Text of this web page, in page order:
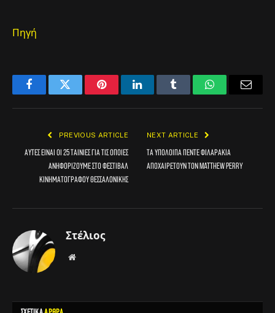
Πηγή
FacebookTwitter PinterestLinkedInTumblr WhatsAppEmail
PREVIOUS ARTICLE
Αυτές είναι οι 25 ταινίες για τις οποίες
ανηφορίζουμε στο Φεστιβάλ
Κινηματογράφου Θεσσαλονίκης
NEXT ARTICLE
Τα υπόλοιπα πέντε Φιλαράκια
αποχαιρετούν τον Matthew Perry
Στέλιος
Website